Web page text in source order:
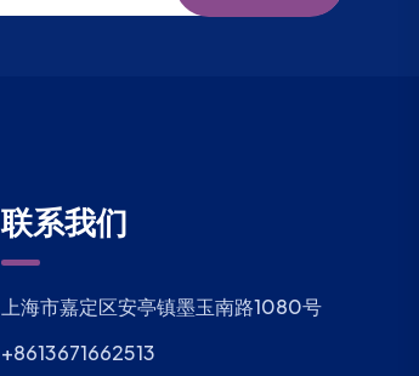
联系我们
上海市嘉定区安亭镇墨玉南路1080号
+8613671662513